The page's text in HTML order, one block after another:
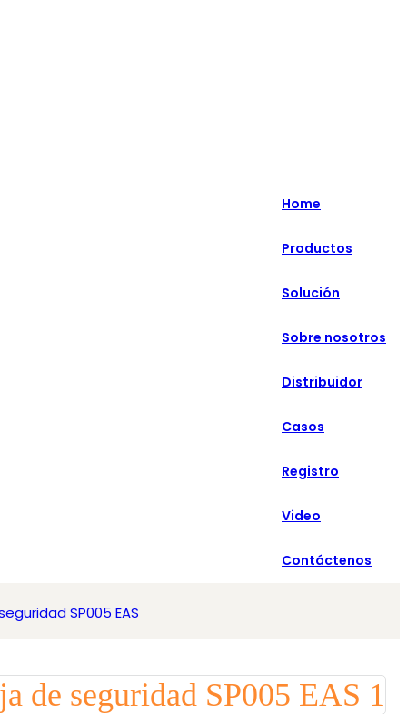
русский
Español
Home
Productos
Solución
Sobre nosotros
Distribuidor
Casos
Registro
Video
Contáctenos
SP005 EAS